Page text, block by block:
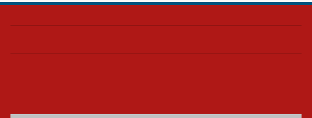
Confira como foi o culto mensal